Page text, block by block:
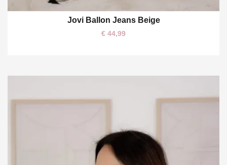
L XL
Jovi Ballon Jeans Beige
€ 44,99